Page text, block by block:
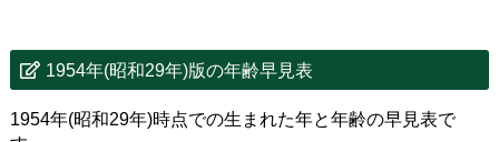
1954年(昭和29年)版の年齢早見表
1954年(昭和29年)時点での生まれた年と年齢の早見表で